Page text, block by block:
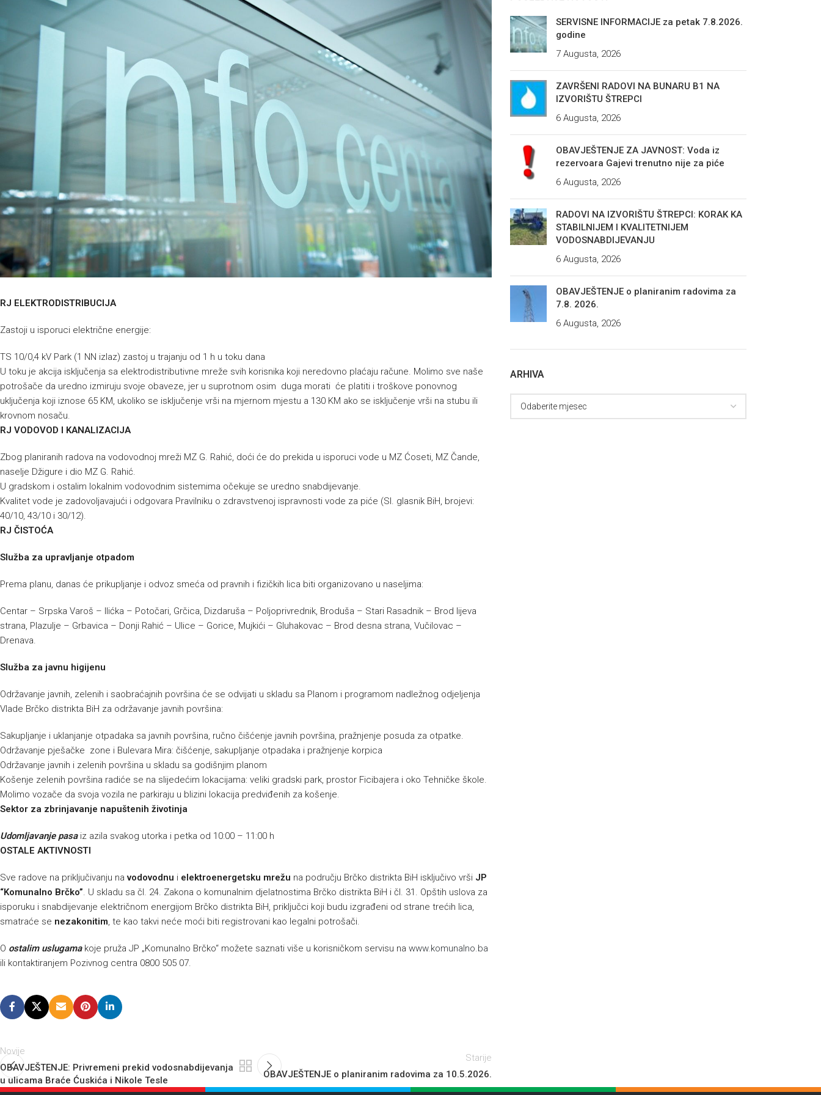
RJ ELEKTRODISTRIBUCIJA
Zastoji u isporuci električne energije:
TS 10/0,4 kV Park (1 NN izlaz) zastoj u trajanju od 1 h u toku dana
U toku je akcija isključenja sa elektrodistributivne mreže svih korisnika koji neredovno plaćaju račune. Molimo sve naše
potrošače da uredno izmiruju svoje obaveze, jer u suprotnom osim duga morati će platiti i troškove ponovnog
uključenja koji iznose 65 KM, ukoliko se isključenje vrši na mjernom mjestu a 130 KM ako se isključenje vrši na stubu ili
krovnom nosaču.
RJ VODOVOD I KANALIZACIJA
Zbog planiranih radova na vodovodnoj mreži MZ G. Rahić, doći će do prekida u isporuci vode u MZ Ćoseti, MZ Čande,
naselje Džigure i dio MZ G. Rahić.
U gradskom i ostalim lokalnim vodovodnim sistemima očekuje se uredno snabdijevanje.
Kvalitet vode je zadovoljavajući i odgovara Pravilniku o zdravstvenoj ispravnosti vode za piće (Sl. glasnik BiH, brojevi:
40/10, 43/10 i 30/12).
RJ ČISTOĆA
Služba za upravljanje otpadom
Prema planu, danas će prikupljanje i odvoz smeća od pravnih i fizičkih lica biti organizovano u naseljima:
Centar – Srpska Varoš – Ilićka – Potočari, Grčica, Dizdaruša – Poljoprivrednik, Broduša – Stari Rasadnik – Brod lijeva
strana, Plazulje – Grbavica – Donji Rahić – Ulice – Gorice, Mujkići – Gluhakovac – Brod desna strana, Vučilovac –
Drenava.
Služba za javnu higijenu
Održavanje javnih, zelenih i saobraćajnih površina će se odvijati u skladu sa Planom i programom nadležnog odjeljenja
Vlade Brčko distrikta BiH za održavanje javnih površina:
Sakupljanje i uklanjanje otpadaka sa javnih površina, ručno čišćenje javnih površina, pražnjenje posuda za otpatke.
Održavanje pješačke zone i Bulevara Mira: čišćenje, sakupljanje otpadaka i pražnjenje korpica
Održavanje javnih i zelenih površina u skladu sa godišnjim planom
Košenje zelenih površina radiće se na slijedećim lokacijama: veliki gradski park, prostor Ficibajera i oko Tehničke škole.
Molimo vozače da svoja vozila ne parkiraju u blizini lokacija predviđenih za košenje.
Sektor za zbrinjavanje napuštenih životinja
Udomljavanje pasaiz azila svakog utorka i petka od 10:00 – 11:00 h
OSTALE AKTIVNOSTI
Sve radove na priključivanju navodovodnu i elektroenergetsku mrežu na području Brčko distrikta BiH isključivo vrši JP
“Komunalno Brčko”. U skladu sa čl. 24. Zakona o komunalnim djelatnostima Brčko distrikta BiH i čl. 31. Opštih uslova za
isporuku i snabdijevanje električnom energijom Brčko distrikta BiH, priključci koji budu izgrađeni od strane trećih lica,
smatraće se nezakonitim, te kao takvi neće moći biti registrovani kao legalni potrošači.
O ostalim uslugamakoje pruža JP „Komunalno Brčko“ možete saznati više u korisničkom servisu na www.komunalno.ba
ili kontaktiranjem Pozivnog centra 0800 505 07.
Novije
OBAVJEŠTENJE: Privremeni prekid vodosnabdijevanja
u ulicama Braće Ćuskića i Nikole Tesle
Starije
OBAVJEŠTENJE o planiranim radovima za 10.5.2026.
SERVISNE INFORMACIJE za petak 7.8.2026.
godine
7 Augusta, 2026
ZAVRŠENI RADOVI NA BUNARU B1 NA
IZVORIŠTU ŠTREPCI
6 Augusta, 2026
OBAVJEŠTENJE ZA JAVNOST: Voda iz
rezervoara Gajevi trenutno nije za piće
6 Augusta, 2026
RADOVI NA IZVORIŠTU ŠTREPCI: KORAK KA
STABILNIJEM I KVALITETNIJEM
VODOSNABDIJEVANJU
6 Augusta, 2026
OBAVJEŠTENJE o planiranim radovima za
7.8. 2026.
6 Augusta, 2026
ARHIVA